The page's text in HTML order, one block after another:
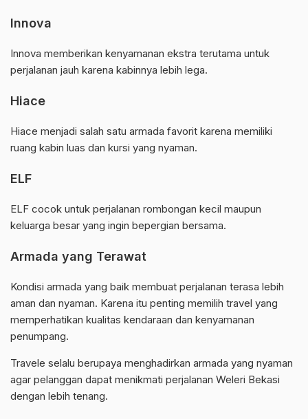
Innova
Innova memberikan kenyamanan ekstra terutama untuk
perjalanan jauh karena kabinnya lebih lega.
Hiace
Hiace menjadi salah satu armada favorit karena memiliki
ruang kabin luas dan kursi yang nyaman.
ELF
ELF cocok untuk perjalanan rombongan kecil maupun
keluarga besar yang ingin bepergian bersama.
Armada yang Terawat
Kondisi armada yang baik membuat perjalanan terasa lebih
aman dan nyaman. Karena itu penting memilih travel yang
memperhatikan kualitas kendaraan dan kenyamanan
penumpang.
Travele selalu berupaya menghadirkan armada yang nyaman
agar pelanggan dapat menikmati perjalanan Weleri Bekasi
dengan lebih tenang.